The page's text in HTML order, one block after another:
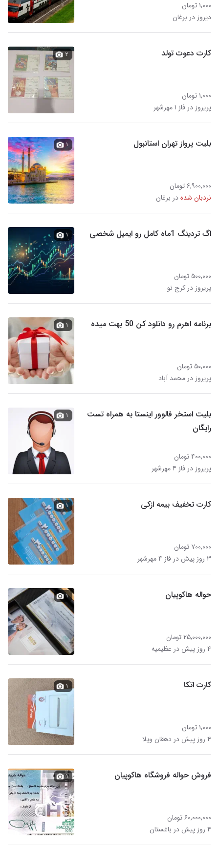
۱,۰۰۰ تومان
دیروز در برغان
کارت دعوت تولد
۱,۰۰۰ تومان
پریروز در فاز ۱ مهرشهر
۲
بلیت پرواز تهران استانبول
۶,۹۰۰,۰۰۰ تومان
نردبان شدهدر برغان
۱
اگ تردینگ 1ماه کامل رو ایمیل شخصی
۵۰۰,۰۰۰ تومان
پریروز در کرج نو
۱
برنامه اهرم رو دانلود کن 50 بهت میده
۵۰,۰۰۰ تومان
پریروز در محمد آباد
۱
بلیت استخر فالوور اینستا به همراه تست
رایگان
۴۰۰,۰۰۰ تومان
پریروز در فاز ۴ مهرشهر
۱
کارت تخفیف بیمه ازکی
۷۰۰,۰۰۰ تومان
۳ روز پیش در فاز ۴ مهرشهر
۱
حواله هاکوپیان
۲۵,۰۰۰,۰۰۰ تومان
۴ روز پیش در عظیمیه
۱
کارت اتکا
۱,۰۰۰ تومان
۴ روز پیش در دهقان ویلا
۱
فروش حواله فروشگاه هاکوپیان
۶۰,۰۰۰,۰۰۰ تومان
۴ روز پیش در باغستان
۱